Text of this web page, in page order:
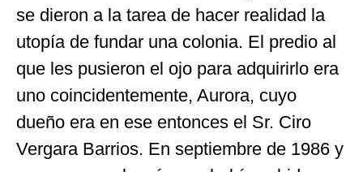
se dieron a la tarea de hacer realidad la
utopía de fundar una colonia. El predio al
que les pusieron el ojo para adquirirlo era
uno coincidentemente, Aurora, cuyo
dueño era en ese entonces el Sr. Ciro
Vergara Barrios. En septiembre de 1986 y